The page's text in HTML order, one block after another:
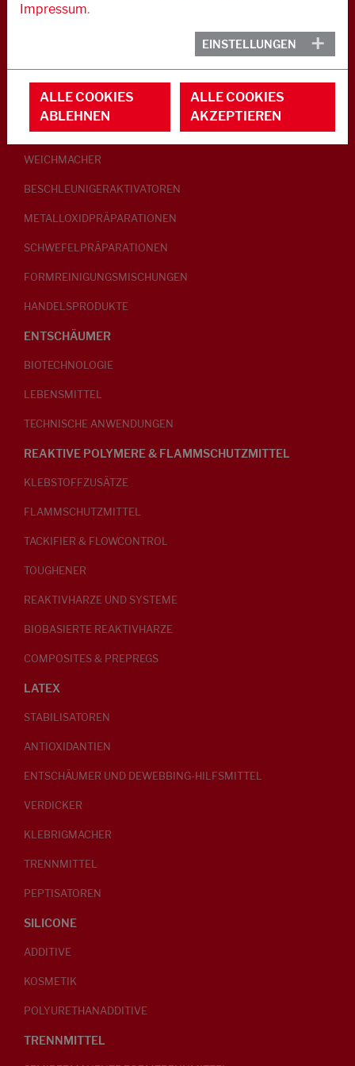
GLEITMITTEL
PEPTISATOREN
KLEBRIGMACHER / HOMOGENISATOREN
WEICHMACHER
BESCHLEUNIGERAKTIVATOREN
METALLOXIDPRÄPARATIONEN
SCHWEFELPRÄPARATIONEN
FORMREINIGUNGSMISCHUNGEN
HANDELSPRODUKTE
ENTSCHÄUMER
BIOTECHNOLOGIE
LEBENSMITTEL
TECHNISCHE ANWENDUNGEN
REAKTIVE POLYMERE & FLAMMSCHUTZMITTEL
KLEBSTOFFZUSÄTZE
FLAMMSCHUTZMITTEL
TACKIFIER & FLOWCONTROL
TOUGHENER
REAKTIVHARZE UND SYSTEME
BIOBASIERTE REAKTIVHARZE
COMPOSITES & PREPREGS
LATEX
STABILISATOREN
ANTIOXIDANTIEN
ENTSCHÄUMER UND DEWEBBING-HILFSMITTEL
VERDICKER
KLEBRIGMACHER
TRENNMITTEL
PEPTISATOREN
SILICONE
ADDITIVE
KOSMETIK
POLYURETHANADDITIVE
TRENNMITTEL
Impressum.
EINSTELLUNGEN
ALLE COOKIES
ABLEHNEN
ALLE COOKIES
AKZEPTIEREN